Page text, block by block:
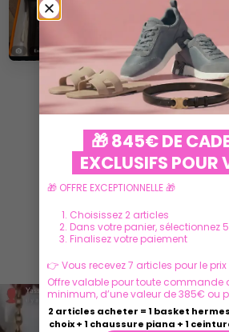
VOIR PLUS
Ils parlent de
🎁 845€ DE
EXCLUSIFS POUR
🎁 OFFRE EXCEPTIONNELLE 🎁
Choisissez 2 articles
Dans votre panier, sélectionnez
Finalisez votre paiement
👉 Vous recevez 7 articles pour le
Offre valable pour toute commande
minimum, d’une valeur de 385€ ou
2 articles acheter = 1 basket
choix + 1 chaussure piana + 1